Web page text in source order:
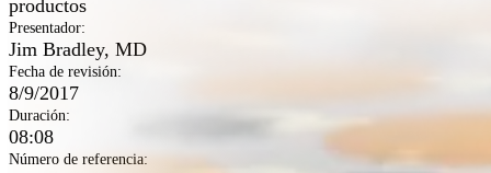
productos
Presentador:
Jim Bradley, MD
Fecha de revisión:
8/9/2017
Duración:
08:08
Número de referencia: